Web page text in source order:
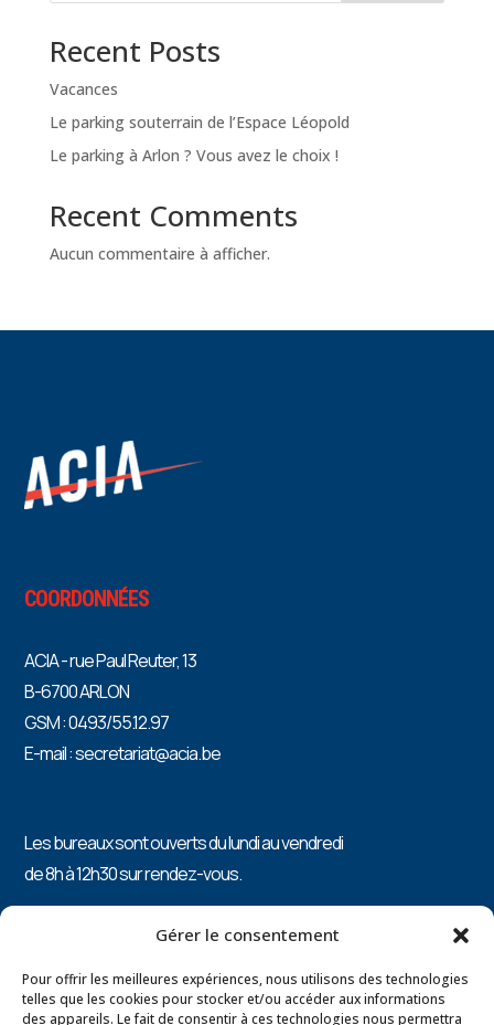
Gérer le consentement
Pour offrir les meilleures expériences, nous utilisons des technologies
telles que les cookies pour stocker et/ou accéder aux informations
des appareils. Le fait de consentir à ces technologies nous permettra
Recent Posts
Vacances
Le parking souterrain de l’Espace Léopold
Le parking à Arlon ? Vous avez le choix !
Recent Comments
Aucun commentaire à afficher.
COORDONNÉES
ACIA - rue Paul Reuter, 13
B-6700 ARLON
GSM : 0493/55.12.97
E-mail : secretariat@acia.be
Les bureaux sont ouverts du lundi au vendredi
de 8h à 12h30 sur rendez-vous.